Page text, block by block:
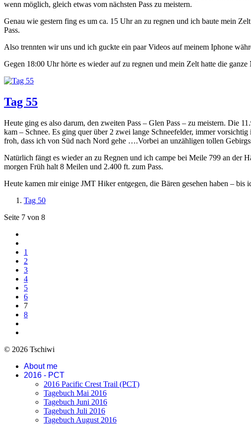
wenn möglich, gleich etwas vom nächsten Pass zu meistern.
Genau wie gestern fing es um ca. 15 Uhr an zu regnen und ich baute mein
Pass.
Also trennten wir uns und ich guckte ein paar Videos auf meinem Iphone
Gegen 18:00 Uhr hörte es wieder auf zu regnen und mein Zelt hatte die
Tag 55
Heute ging es also darum, den zweiten Pass – Glen Pass – zu meistern. Die
kam – Schnee. Es ging quer über 2 zwei lange Schneefelder, immer
froh, dass ich von Süd nach Nord gehe ….Vorbei an unzähligen tollen
Natürlich fängt es wieder an zu Regnen und ich campe bei Meile 799 an der
morgen Früh halt 8 Meilen und 2.400 ft. zum Pass.
Heute kamen mir einige JMT Hiker entgegen, die Bären gesehen haben –
Tag 50
Seite 7 von 8
1
2
3
4
5
6
7
8
© 2026 Tschiwi
About me
2016 - PCT
2016 Pacific Crest Trail (PCT)
Tagebuch Mai 2016
Tagebuch Juni 2016
Tagebuch Juli 2016
Tagebuch August 2016